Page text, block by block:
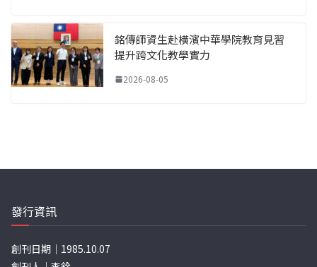
銘傳師資生赴橫濱中華學院教育見習
提升跨文化教學實力
2026-08-05
發行資訊
創刊日期｜1985.10.07